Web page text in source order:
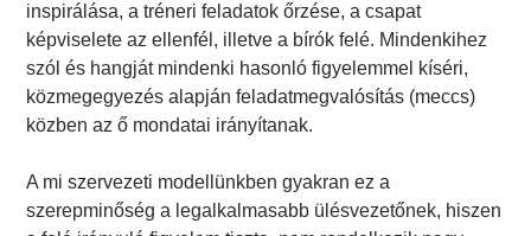
inspirálása, a tréneri feladatok őrzése, a csapat
képviselete az ellenfél, illetve a bírók felé. Mindenkihez
szól és hangját mindenki hasonló figyelemmel kíséri,
közmegegyezés alapján feladatmegvalósítás (meccs)
közben az ő mondatai irányítanak.
A mi szervezeti modellünkben gyakran ez a
szerepminőség a legalkalmasabb ülésvezetőnek, hiszen